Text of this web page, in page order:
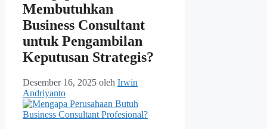
Membutuhkan
Business Consultant
untuk Pengambilan
Keputusan Strategis?
Desember 16, 2025 oleh Irwin
Andriyanto